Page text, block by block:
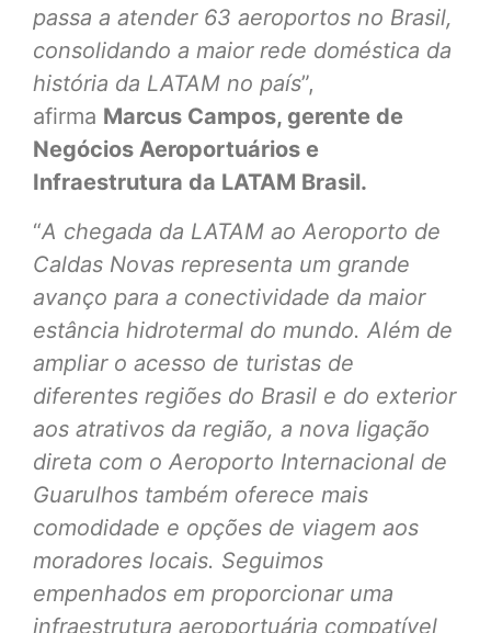
passa a atender 63 aeroportos no Brasil,
consolidando a maior rede doméstica da
história da LATAM no país”,
afirma Marcus Campos, gerente de
Negócios Aeroportuários e
Infraestrutura da LATAM Brasil.
“A chegada da LATAM ao Aeroporto de
Caldas Novas representa um grande
avanço para a conectividade da maior
estância hidrotermal do mundo. Além de
ampliar o acesso de turistas de
diferentes regiões do Brasil e do exterior
aos atrativos da região, a nova ligação
direta com o Aeroporto Internacional de
Guarulhos também oferece mais
comodidade e opções de viagem aos
moradores locais. Seguimos
empenhados em proporcionar uma
infraestrutura aeroportuária compatível